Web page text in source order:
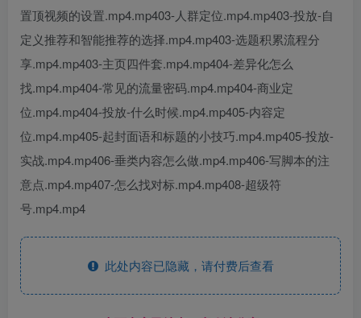
置顶视频的设置.mp4.mp403-人群定位.mp4.mp403-投放-自
定义推荐和智能推荐的选择.mp4.mp403-选题积累流程分
享.mp4.mp403-主页四件套.mp4.mp404-差异化怎么
找.mp4.mp404-常见的流量密码.mp4.mp404-商业定
位.mp4.mp404-投放-什么时候.mp4.mp405-内容定
位.mp4.mp405-起封面语和标题的小技巧.mp4.mp405-投放-
实战.mp4.mp406-垂类内容怎么做.mp4.mp406-写脚本的注
意点.mp4.mp407-怎么找对标.mp4.mp408-超级符
号.mp4.mp4
此处内容已隐藏，请付费后查看